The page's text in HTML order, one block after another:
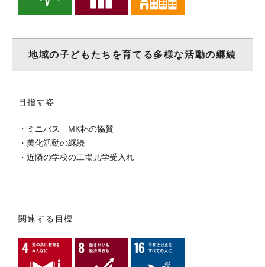
地域の子どもたちを育てる多様な活動の継続
目指す姿
・ミニバス MK杯の協賛
・美化活動の継続
・近隣の学校の工場見学受入れ
関連する目標